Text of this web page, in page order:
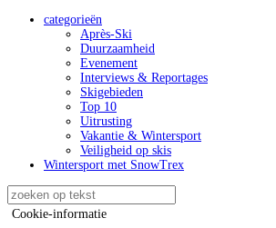
Cookie-informatie
categorieën
Après-Ski
Duurzaamheid
Evenement
Interviews & Reportages
Skigebieden
Top 10
Uitrusting
Vakantie & Wintersport
Veiligheid op skis
Wintersport met SnowTrex